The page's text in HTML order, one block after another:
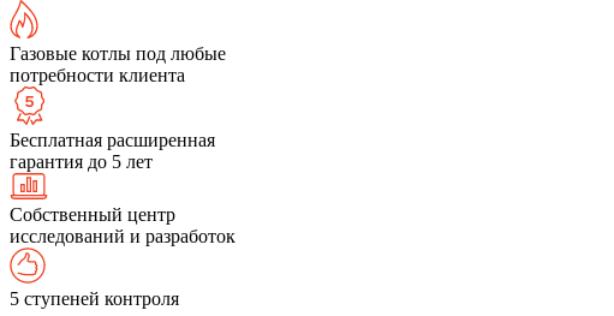
Газовые котлы под любые
потребности клиента
Бесплатная расширенная
гарантия до 5 лет
Собственный центр
исследований и разработок
5 ступеней контроля